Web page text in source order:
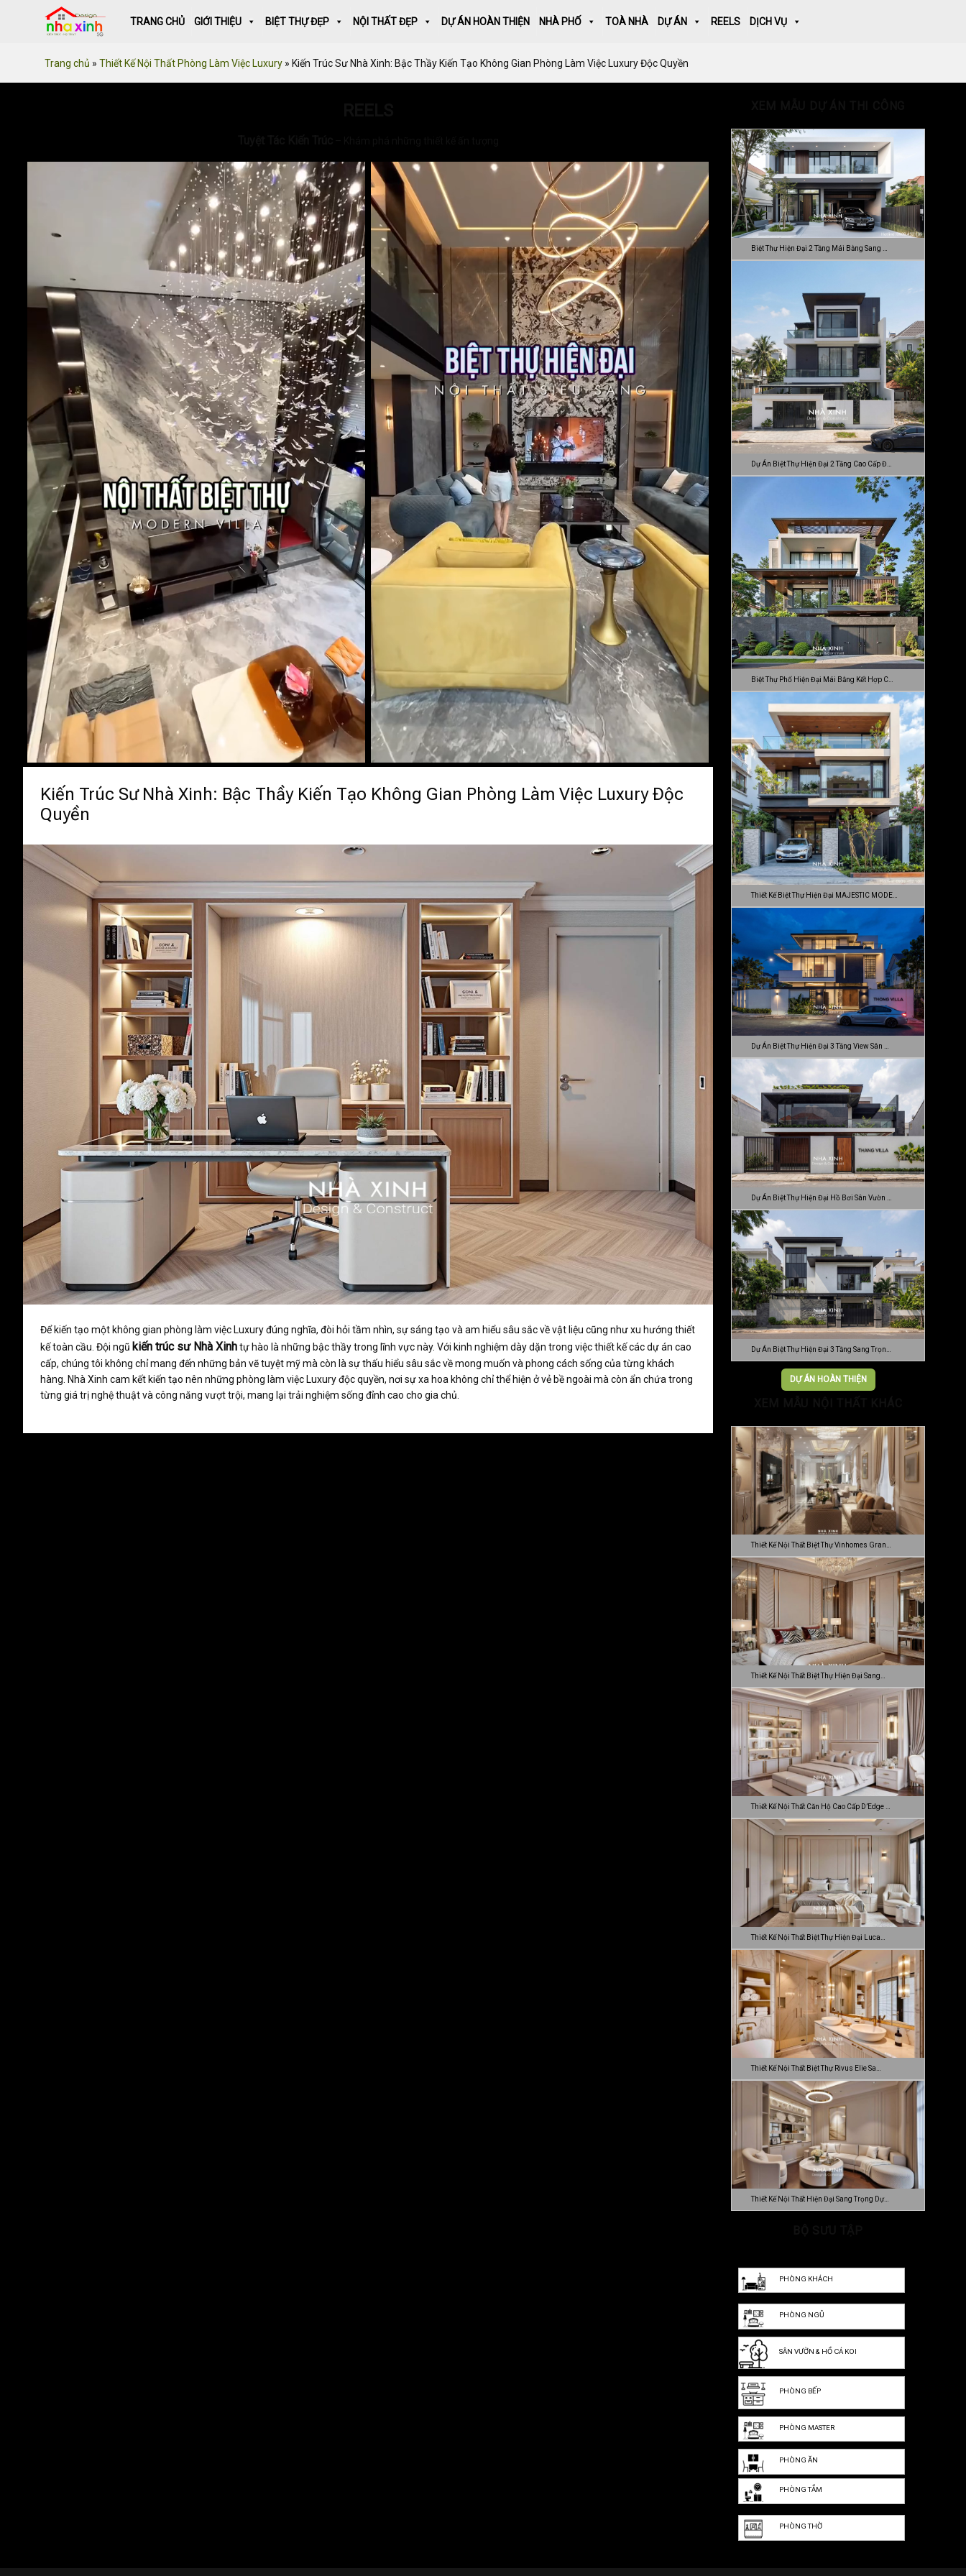
TRANG CHỦ GIỚI THIỆU BIỆT THỰ ĐẸP NỘI THẤT ĐẸP DỰ ÁN HOÀN THIỆN NHÀ PHỐ TOÀ NHÀ DỰ ÁN REELS DỊCH VỤ
Trang chủ » Thiết Kế Nội Thất Phòng Làm Việc Luxury » Kiến Trúc Sư Nhà Xinh: Bậc Thầy Kiến Tạo Không Gian Phòng Làm Việc Luxury Độc Quyền
Kiến Trúc Sư Nhà Xinh: Bậc Thầy Kiến Tạo Không Gian Phòng Làm Việc Luxury Độc
Quyền
Để kiến tạo một không gian phòng làm việc Luxury đúng nghĩa, đòi hỏi tầm nhìn, sự sáng tạo và am hiểu sâu sắc về vật liệu cũng như xu hướng thiết
kế toàn cầu. Đội ngũ kiến trúc sư Nhà Xinhtự hào là những bậc thầy trong lĩnh vực này. Với kinh nghiệm dày dặn trong việc thiết kế các dự án cao
cấp, chúng tôi không chỉ mang đến những bản vẽ tuyệt mỹ mà còn là sự thấu hiểu sâu sắc về mong muốn và phong cách sống của từng khách
hàng. Nhà Xinh cam kết kiến tạo nên những phòng làm việc Luxury độc quyền, nơi sự xa hoa không chỉ thể hiện ở vẻ bề ngoài mà còn ẩn chứa trong
từng giá trị nghệ thuật và công năng vượt trội, mang lại trải nghiệm sống đỉnh cao cho gia chủ.
Biệt Thự Hiện Đại 2 Tầng Mái Bằng Sang …
Dự Án Biệt Thự Hiện Đại 2 Tầng Cao Cấp Đ…
Biệt Thự Phố Hiện Đại Mái Bằng Kết Hợp C…
Thiết Kế Biệt Thự Hiện Đại MAJESTIC MODE…
Dự Án Biệt Thự Hiện Đại 3 Tầng View Sân …
Dự Án Biệt Thự Hiện Đại Hồ Bơi Sân Vườn …
Dự Án Biệt Thự Hiện Đại 3 Tầng Sang Trọn…
DỰ ÁN HOÀN THIỆN
Thiết Kế Nội Thất Biệt Thự Vinhomes Gran…
Thiết Kế Nội Thất Biệt Thự Hiện Đại Sang…
Thiết Kế Nội Thất Căn Hộ Cao Cấp D’Edge …
Thiết Kế Nội Thất Biệt Thự Hiện Đại Luca…
Thiết Kế Nội Thất Biệt Thự Rivus Elie Sa…
Thiết Kế Nội Thất Hiện Đại Sang Trọng Dự…
PHÒNG KHÁCH
PHÒNG NGỦ
SÂN VƯỜN & HỒ CÁ KOI
PHÒNG BẾP
PHÒNG MASTER
PHÒNG ĂN
PHÒNG TẮM
PHÒNG THỜ